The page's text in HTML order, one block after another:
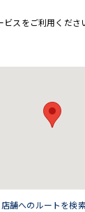
スをご利用くださ
店舗へのルートを検